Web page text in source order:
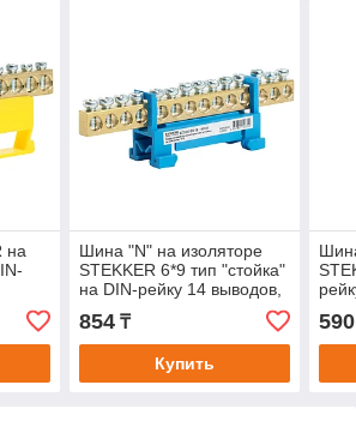
на
Шина "N" на изоляторе
STEKKER 6*9 тип "стойка"
на DIN-рейку 14 выводов,
синий, LD556-69-14
854₸
Купить
590